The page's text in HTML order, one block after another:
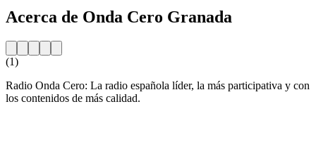
Acerca de Onda Cero Granada
(1)
Radio Onda Cero: La radio española líder, la más participativa y con
los contenidos de más calidad.